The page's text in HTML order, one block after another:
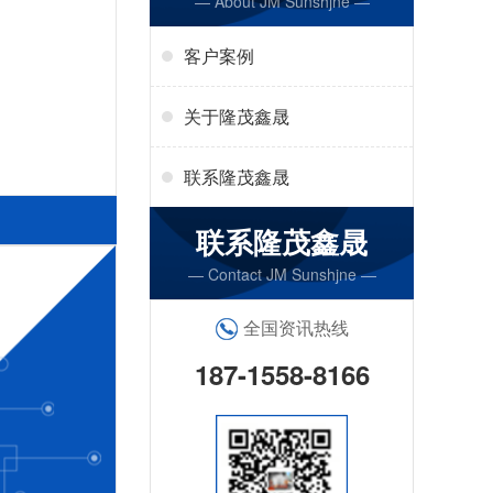
客户案例
关于隆茂鑫晟
联系隆茂鑫晟
联系隆茂鑫晟
— Contact JM Sunshjne —
全国资讯热线
187-1558-8166